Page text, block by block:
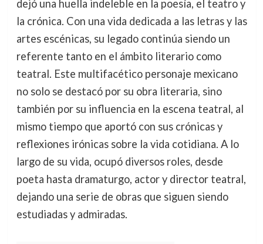
dejó una huella indeleble en la poesía, el teatro y
la crónica. Con una vida dedicada a las letras y las
artes escénicas, su legado continúa siendo un
referente tanto en el ámbito literario como
teatral. Este multifacético personaje mexicano
no solo se destacó por su obra literaria, sino
también por su influencia en la escena teatral, al
mismo tiempo que aportó con sus crónicas y
reflexiones irónicas sobre la vida cotidiana. A lo
largo de su vida, ocupó diversos roles, desde
poeta hasta dramaturgo, actor y director teatral,
dejando una serie de obras que siguen siendo
estudiadas y admiradas.